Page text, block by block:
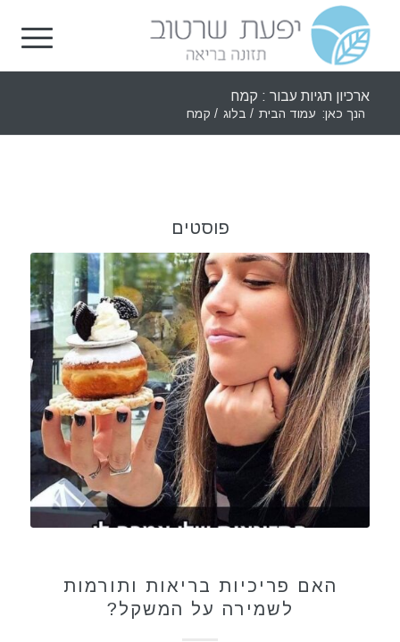
ארכיון תגיות עבור : קמח
הנך כאן: עמוד הבית / בלוג / קמח
פוסטים
האם פריכיות בריאות ותורמות
לשמירה על המשקל?